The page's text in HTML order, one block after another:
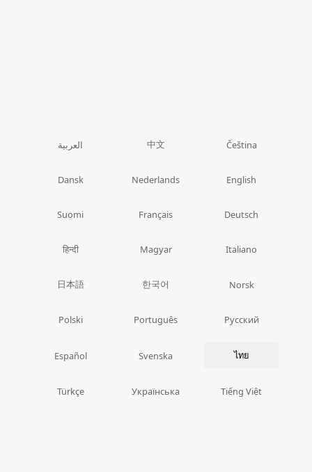
العربية 中文 Čeština
Dansk Nederlands English
Suomi Français Deutsch
हिन्दी Magyar Italiano
日本語 한국어 Norsk
Polski Português Русский
Español Svenska ไทย
Türkçe Українська Tiếng Việt